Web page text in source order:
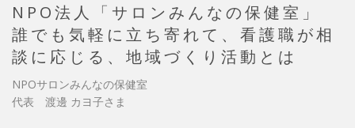
NPO法人「サロンみんなの保健室」
誰でも気軽に立ち寄れて、看護職が相
談に応じる、地域づくり活動とは
NPOサロンみんなの保健室
代表 渡邊 カヨ子さま